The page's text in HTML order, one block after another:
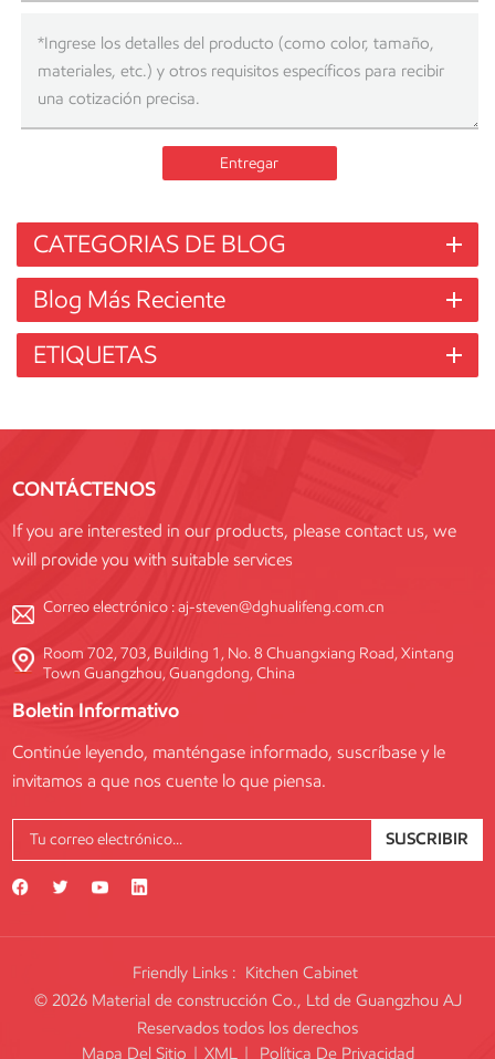
Entregar
CATEGORIAS DE BLOG
Blog Más Reciente
ETIQUETAS
CONTÁCTENOS
If you are interested in our products, please contact us, we
will provide you with suitable services
Correo electrónico :aj-steven@dghualifeng.com.cn
Room 702, 703, Building 1, No. 8 Chuangxiang Road, Xintang
Town Guangzhou, Guangdong, China
Boletin Informativo
Continúe leyendo, manténgase informado, suscríbase y le
invitamos a que nos cuente lo que piensa.
SUSCRIBIR
Friendly Links : Kitchen Cabinet
© 2026 Material de construcción Co., Ltd de Guangzhou AJ
Reservados todos los derechos
Mapa Del Sitio | XML | Política De Privacidad